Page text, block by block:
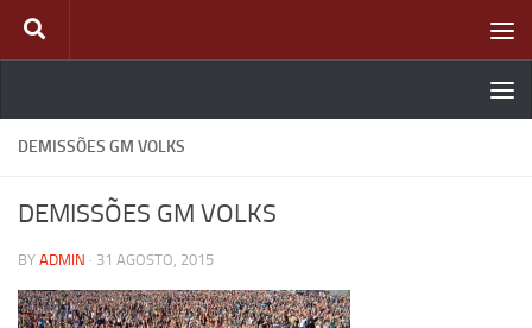
Skip to content
DEMISSÕES GM VOLKS
DEMISSÕES GM VOLKS
BY ADMIN · 31 AGOSTO, 2015